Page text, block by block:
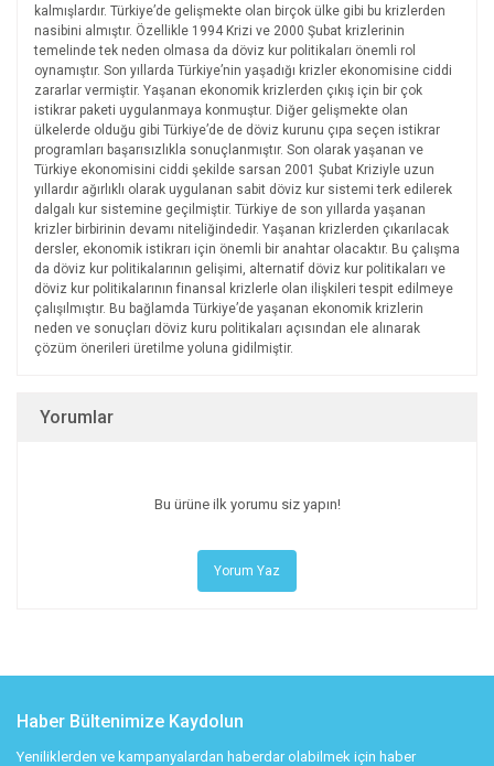
kalmışlardır. Türkiye’de gelişmekte olan birçok ülke gibi bu krizlerden
nasibini almıştır. Özellikle 1994 Krizi ve 2000 Şubat krizlerinin
temelinde tek neden olmasa da döviz kur politikaları önemli rol
oynamıştır. Son yıllarda Türkiye’nin yaşadığı krizler ekonomisine ciddi
zararlar vermiştir. Yaşanan ekonomik krizlerden çıkış için bir çok
istikrar paketi uygulanmaya konmuştur. Diğer gelişmekte olan
ülkelerde olduğu gibi Türkiye’de de döviz kurunu çıpa seçen istikrar
programları başarısızlıkla sonuçlanmıştır. Son olarak yaşanan ve
Türkiye ekonomisini ciddi şekilde sarsan 2001 Şubat Kriziyle uzun
yıllardır ağırlıklı olarak uygulanan sabit döviz kur sistemi terk edilerek
dalgalı kur sistemine geçilmiştir. Türkiye de son yıllarda yaşanan
krizler birbirinin devamı niteliğindedir. Yaşanan krizlerden çıkarılacak
dersler, ekonomik istikrarı için önemli bir anahtar olacaktır. Bu çalışma
da döviz kur politikalarının gelişimi, alternatif döviz kur politikaları ve
döviz kur politikalarının finansal krizlerle olan ilişkileri tespit edilmeye
çalışılmıştır. Bu bağlamda Türkiye’de yaşanan ekonomik krizlerin
neden ve sonuçları döviz kuru politikaları açısından ele alınarak
çözüm önerileri üretilme yoluna gidilmiştir.
Yorumlar
Bu ürüne ilk yorumu siz yapın!
Yorum Yaz
Haber Bültenimize Kaydolun
Yeniliklerden ve kampanyalardan haberdar olabilmek için haber